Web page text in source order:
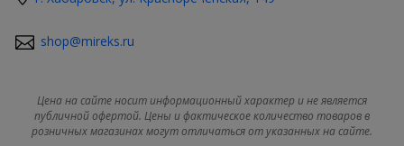
shop@mireks.ru
Цена на сайте носит информационный характер и не является
публичной офертой. Цены и фактическое количество товаров в
розничных магазинах могут отличаться от указанных на сайте.